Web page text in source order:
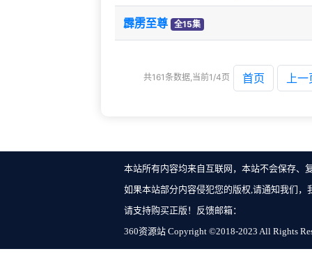
霹雳至尊 全15集
共161条数据,当前1/4页 首页 上一
本站所有内容均来自互联网，本站不会保存、
如果本站部分内容侵犯您的版权,请通知我们
请支持购买正版！反馈邮箱：
360资源站 Copyright ©2018-2023 All Rights